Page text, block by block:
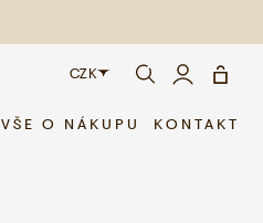
CZK
CZK
VŠE O NÁKUPU KONTAKT